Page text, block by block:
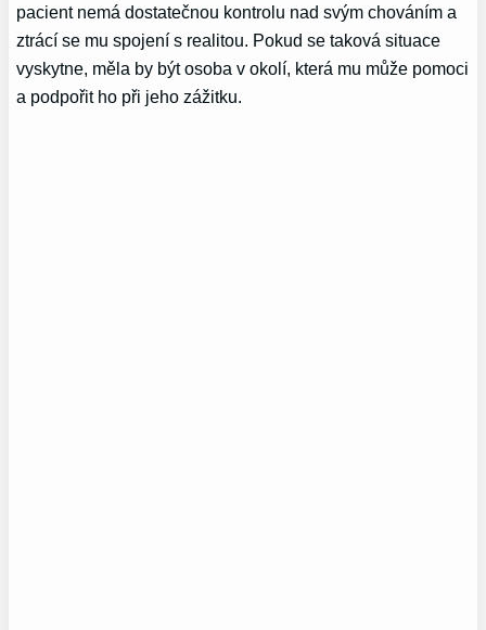
pacient nemá dostatečnou kontrolu nad svým chováním a
ztrácí se mu spojení s realitou. Pokud se taková situace
vyskytne, měla by být osoba v okolí, která mu může pomoci
a podpořit ho při jeho zážitku.